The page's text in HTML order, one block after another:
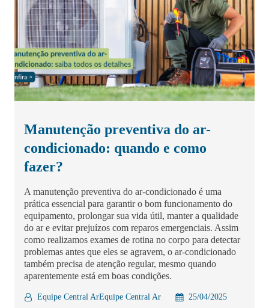
Manutenção preventiva do ar-
condicionado: quando e como
fazer?
A manutenção preventiva do ar-condicionado é uma
prática essencial para garantir o bom funcionamento do
equipamento, prolongar sua vida útil, manter a qualidade
do ar e evitar prejuízos com reparos emergenciais. Assim
como realizamos exames de rotina no corpo para detectar
problemas antes que eles se agravem, o ar-condicionado
também precisa de atenção regular, mesmo quando
aparentemente está em boas condições.
Equipe Central ArEquipe Central Ar
25/04/2025